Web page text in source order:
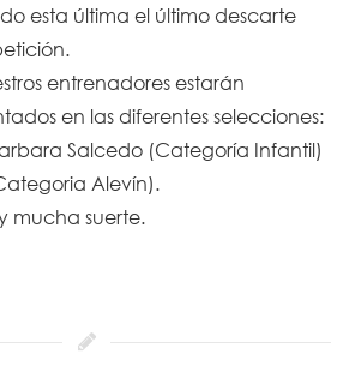
esta última el último descarte
entrenadores estarán
en las diferentes selecciones:
Salcedo (Categoría Infantil)
Alevín).
mucha suerte.